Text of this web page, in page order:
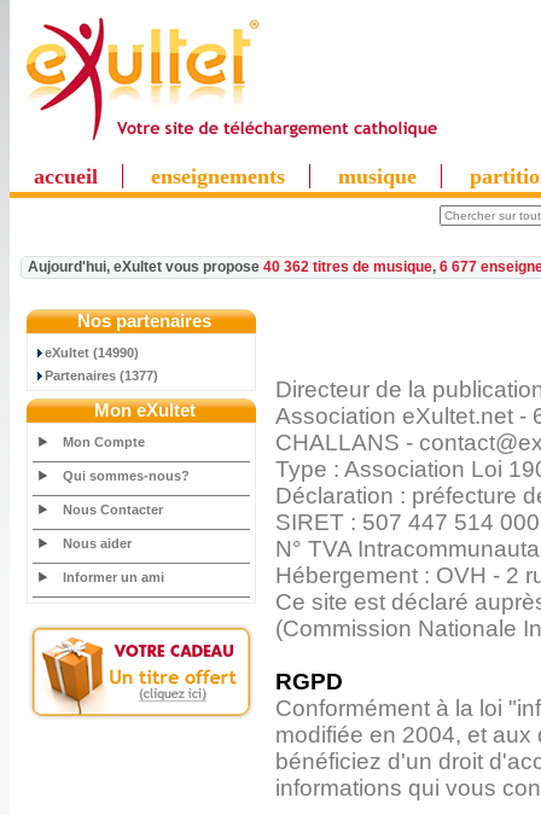
accueil enseignements musique
Aujourd'hui, eXultet vous propose 40 362 titres de musique, 6 677
Nos partenaires
eXultet (14990)
Partenaires (1377)
Mon eXultet
Mon Compte
Qui sommes-nous?
Nous Contacter
Nous aider
Informer un ami
Directeur de la
Association eXultet.net -
CHALLANS -
Type : Association Loi
Déclaration : préfecture
SIRET : 507 447 514
N° TVA
Hébergement : OVH - 2
Ce site est déclaré
(Commission Nationale
RGPD
Conformément à la loi
modifiée en 2004, et
bénéficiez d'un droit
informations qui vous